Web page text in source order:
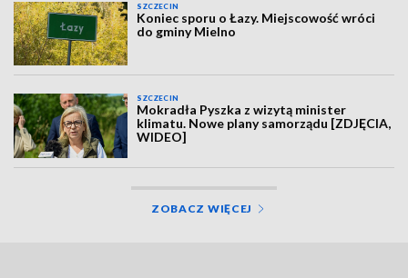
SZCZECIN
Koniec sporu o Łazy. Miejscowość wróci
do gminy Mielno
SZCZECIN
Mokradła Pyszka z wizytą minister
klimatu. Nowe plany samorządu [ZDJĘCIA,
WIDEO]
ZOBACZ WIĘCEJ